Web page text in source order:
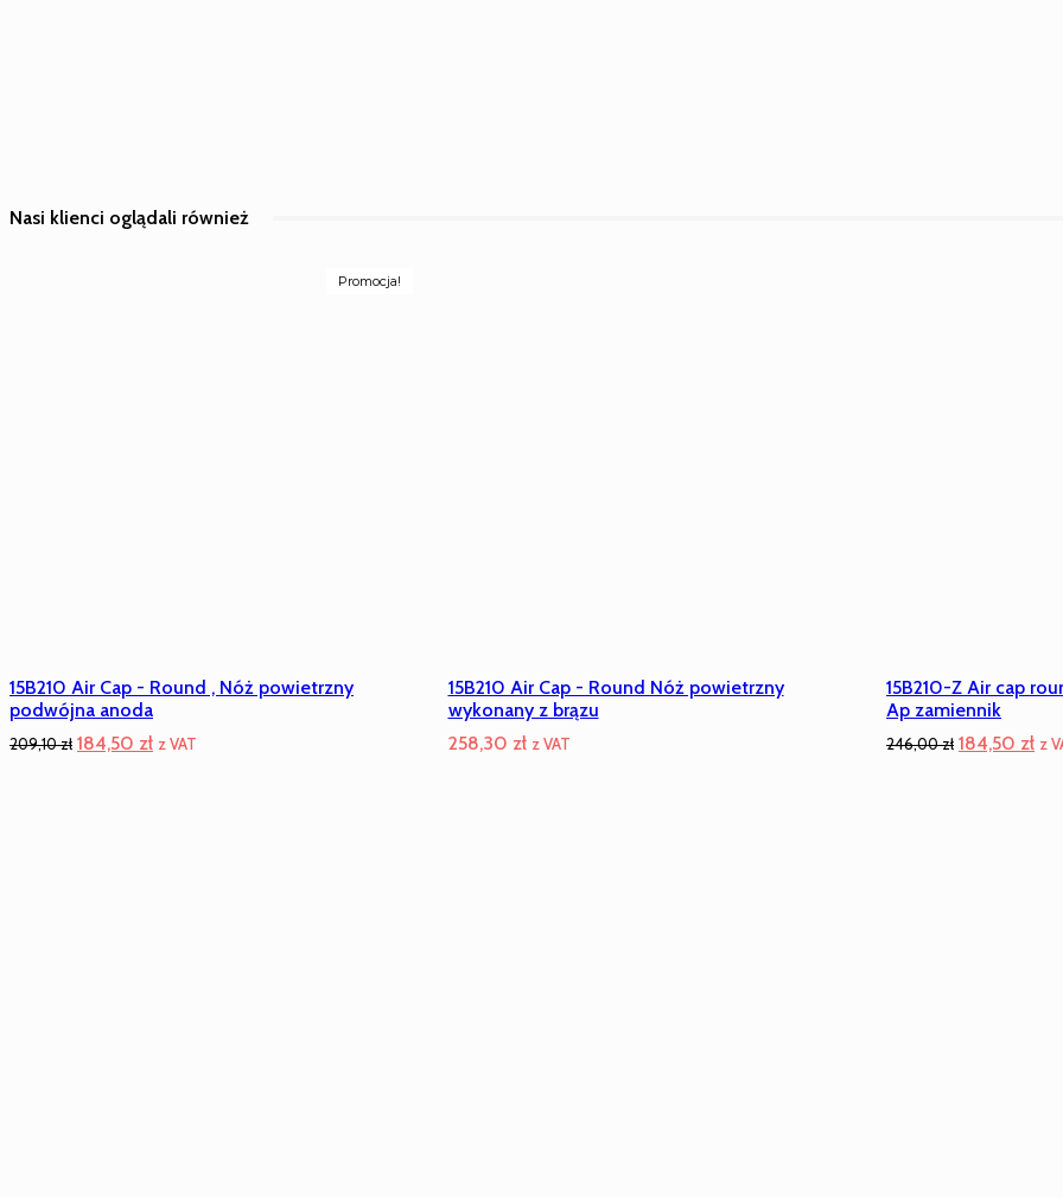
Nasi klienci oglądali również
Promocja!
15B210 Air Cap - Round , Nóż powietrzny
podwójna anoda
209,10zł Pierwotna
184,50 złAktualna
z VAT
15B210 Air Cap - Round Nóż powietrzny
wykonany z brązu
258,30 zł z VAT
15B210-Z Air cap
Ap zamiennik
246,00zł Pierwotna
184,50 zł z